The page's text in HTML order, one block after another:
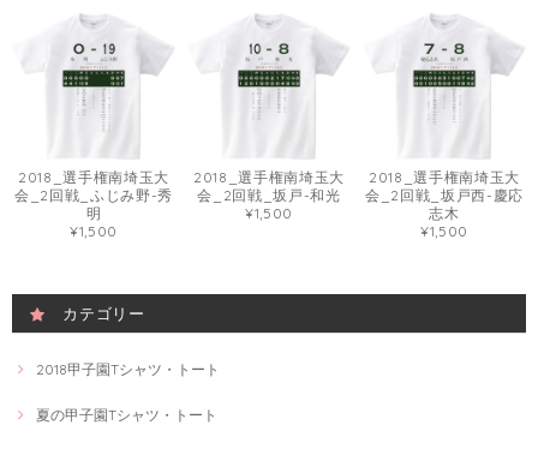
2018_選手権南埼玉大
会_2回戦_ふじみ野-秀
明
¥1,500
2018_選手権南埼玉大
会_2回戦_坂戸-和光
¥1,500
2018_選手権南埼玉大
会_2回戦_坂戸西-慶応
志木
¥1,500
カテゴリー
2018甲子園Tシャツ・トート
夏の甲子園Tシャツ・トート